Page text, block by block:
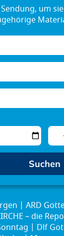
ARD
– die
Dlf